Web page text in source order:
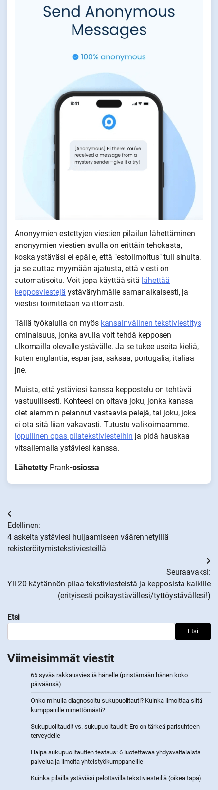
Anonyymien estettyjen viestien pilailun lähettäminen
anonyymien viestien avulla on erittäin tehokasta,
koska ystäväsi ei epäile, että "estoilmoitus" tuli sinulta,
ja se auttaa myymään ajatusta, että viesti on
automatisoitu. Voit jopa käyttää sitä lähettää
kepposviestejä ystäväryhmälle samanaikaisesti, ja
viestisi toimitetaan välittömästi.
Tällä työkalulla on myös kansainvälinen tekstiviestitys
ominaisuus, jonka avulla voit tehdä kepposen
ulkomailla olevalle ystävälle. Ja se tukee useita kieliä,
kuten englantia, espanjaa, saksaa, portugalia, italiaa
jne.
Muista, että ystäviesi kanssa keppostelu on tehtävä
vastuullisesti. Kohteesi on oltava joku, jonka kanssa
olet aiemmin pelannut vastaavia pelejä, tai joku, joka
ei ota sitä liian vakavasti. Tutustu valikoimaamme.
lopullinen opas pilatekstiviesteihin ja pidä hauskaa
vitsailemalla ystäviesi kanssa.
Lähetetty Prank-osiossa
Artikkelien
selaus
Edellinen:
4 askelta ystäviesi huijaamiseen väärennetyillä
rekisteröitymistekstiviesteillä
Seuraavaksi:
Yli 20 käytännön pilaa tekstiviesteistä ja kepposista kaikille
(erityisesti poikaystävällesi/tyttöystävällesi!)
Etsi
Etsi
Viimeisimmät viestit
65 syvää rakkausviestiä hänelle (piristämään hänen koko
päiväänsä)
Onko minulla diagnosoitu sukupuolitauti? Kuinka ilmoittaa siitä
kumppanille nimettömästi?
Sukupuolitaudit vs. sukupuolitaudit: Ero on tärkeä parisuhteen
terveydelle
Halpa sukupuolitautien testaus: 6 luotettavaa yhdysvaltalaista
palvelua ja ilmoita yhteistyökumppaneille
Kuinka pilailla ystäviäsi pelottavilla tekstiviesteillä (oikea tapa)